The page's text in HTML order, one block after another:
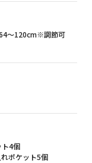
～120cm※調節可
ト4個
ポケット5個